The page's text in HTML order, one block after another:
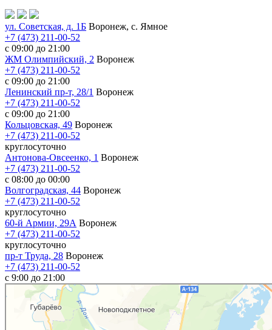
ул. Советская, д. 1Б Воронеж, с. Ямное
+7 (473) 211-00-52
с 09:00 до 21:00
ЖМ Олимпийский, 2 Воронеж
+7 (473) 211-00-52
с 09:00 до 21:00
Ленинский пр-т, 28/1 Воронеж
+7 (473) 211-00-52
с 09:00 до 21:00
Кольцовская, 49 Воронеж
+7 (473) 211-00-52
круглосуточно
Антонова-Овсеенко, 1 Воронеж
+7 (473) 211-00-52
с 08:00 до 00:00
Волгоградская, 44 Воронеж
+7 (473) 211-00-52
круглосуточно
60-й Армии, 29А Воронеж
+7 (473) 211-00-52
круглосуточно
пр-т Труда, 28 Воронеж
+7 (473) 211-00-52
c 9:00 до 21:00